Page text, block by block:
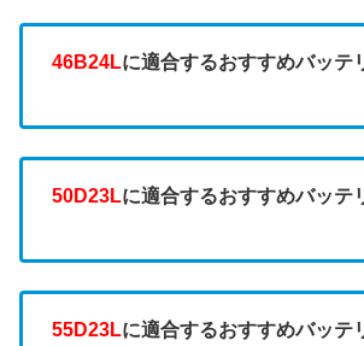
46B24Lに適合するおすすめバッテ
50D23Lに適合するおすすめバッテ
55D23Lに適合するおすすめバッテ